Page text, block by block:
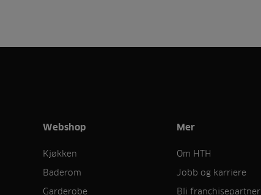
Webshop
Kjøkken
Baderom
Garderobe
Mer
Om HTH
Jobb og karriere
Bli franchisepartner